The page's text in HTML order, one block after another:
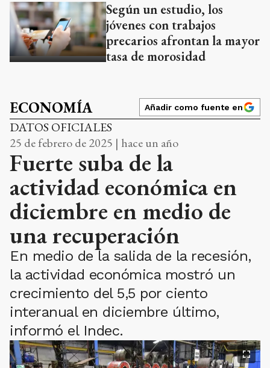
Según un estudio, los
jóvenes con trabajos
precarios afrontan la mayor
tasa de morosidad
ECONOMÍA Añadir como fuente en
DATOS OFICIALES
25 de febrero de 2025 | hace un año
Fuerte suba de la
actividad económica en
diciembre en medio de
una recuperación
En medio de la salida de la recesión,
la actividad económica mostró un
crecimiento del 5,5 por ciento
interanual en diciembre último,
informó el Indec.